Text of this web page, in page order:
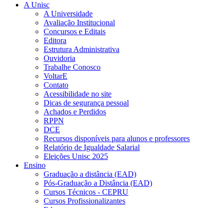
A Unisc
A Universidade
Avaliação Institucional
Concursos e Editais
Editora
Estrutura Administrativa
Ouvidoria
Trabalhe Conosco
VoltarE
Contato
Acessibilidade no site
Dicas de segurança pessoal
Achados e Perdidos
RPPN
DCE
Recursos disponíveis para alunos e professores
Relatório de Igualdade Salarial
Eleições Unisc 2025
Ensino
Graduação a distância (EAD)
Pós-Graduação a Distância (EAD)
Cursos Técnicos - CEPRU
Cursos Profissionalizantes